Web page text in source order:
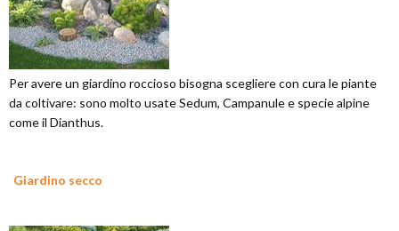
Per avere un giardino roccioso bisogna scegliere con cura le piante
da coltivare: sono molto usate Sedum, Campanule e specie alpine
come il Dianthus.
Giardino secco